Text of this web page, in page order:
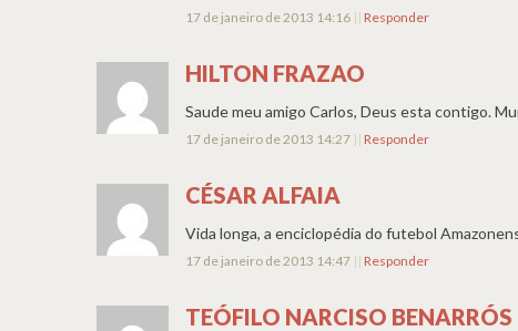
17 de janeiro de 2013 14:16 || Responder
HILTON FRAZAO
Saude meu amigo Carlos, Deus esta contigo.
17 de janeiro de 2013 14:27 || Responder
CÉSAR ALFAIA
Vida longa, a enciclopédia do futebol
17 de janeiro de 2013 14:47 || Responder
TEÓFILO NARCISO